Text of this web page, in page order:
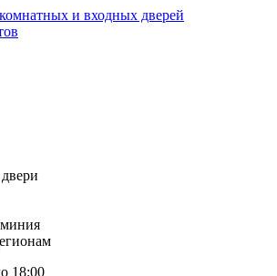
и входных дверей
18:00